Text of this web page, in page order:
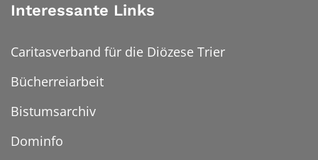
Interessante Links
Caritasverband für die Diözese Trier
Bücherreiarbeit
Bistumsarchiv
Dominfo